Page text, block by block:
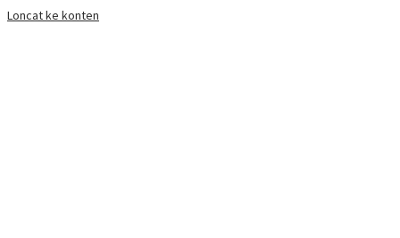
Loncat ke konten